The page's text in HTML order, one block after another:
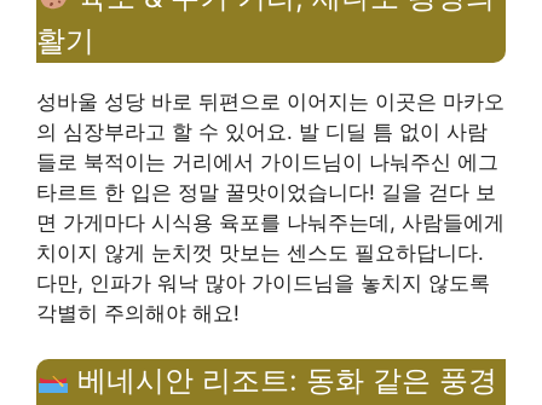
활기
성바울 성당 바로 뒤편으로 이어지는 이곳은 마카오
의 심장부라고 할 수 있어요. 발 디딜 틈 없이 사람
들로 북적이는 거리에서 가이드님이 나눠주신 에그
타르트 한 입은 정말 꿀맛이었습니다! 길을 걷다 보
면 가게마다 시식용 육포를 나눠주는데, 사람들에게
치이지 않게 눈치껏 맛보는 센스도 필요하답니다.
다만, 인파가 워낙 많아 가이드님을 놓치지 않도록
각별히 주의해야 해요!
베네시안 리조트: 동화 같은 풍경